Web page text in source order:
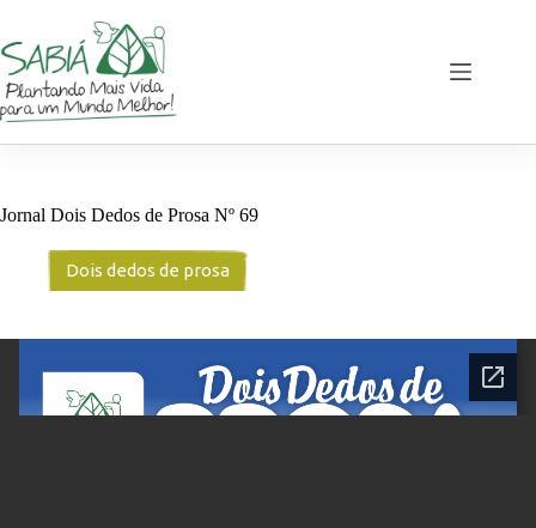
o
conteúdo
Jornal Dois Dedos de Prosa Nº 69
Dois dedos de prosa